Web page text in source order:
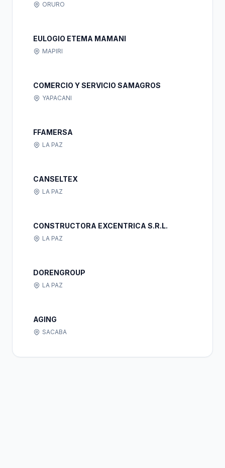
ORURO
EULOGIO ETEMA MAMANI
MAPIRI
COMERCIO Y SERVICIO SAMAGROS
YAPACANI
FFAMERSA
LA PAZ
CANSELTEX
LA PAZ
CONSTRUCTORA EXCENTRICA S.R.L.
LA PAZ
DORENGROUP
LA PAZ
AGING
SACABA